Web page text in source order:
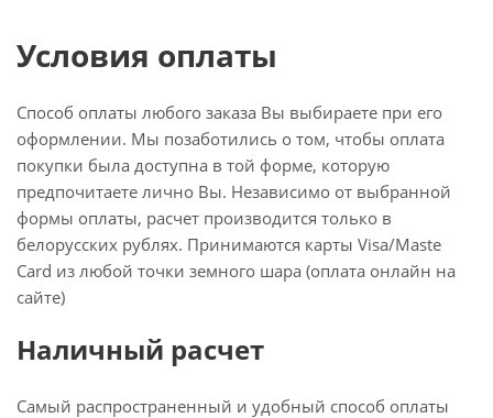
Условия оплаты
Способ оплаты любого заказа Вы выбираете при его
оформлении. Мы позаботились о том, чтобы оплата
покупки была доступна в той форме, которую
предпочитаете лично Вы. Независимо от выбранной
формы оплаты, расчет производится только в
белорусских рублях. Принимаются карты Visa/Maste
Card из любой точки земного шара (оплата онлайн на
сайте)
Наличный расчет
Самый распространенный и удобный способ оплаты